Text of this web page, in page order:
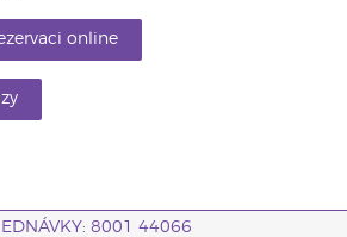
online
8001 44066